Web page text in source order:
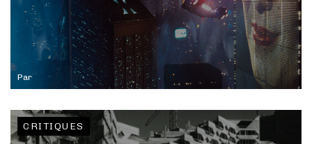
Par
CRITIQUES